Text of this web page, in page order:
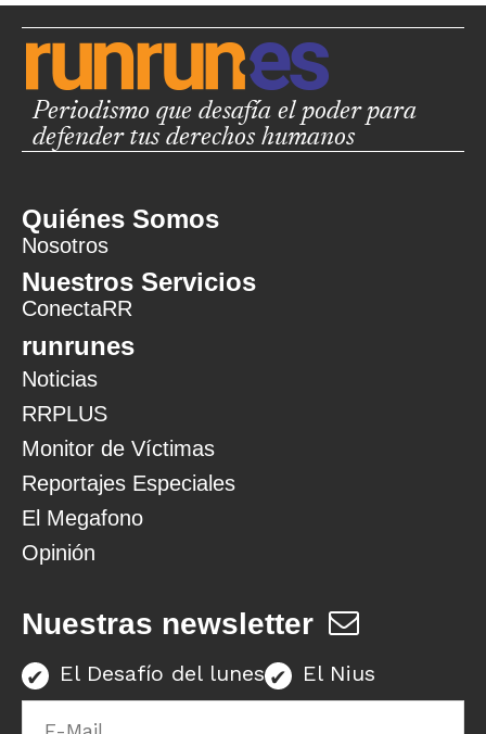
Periodismo que desafía el poder para
defender tus derechos humanos
Quiénes Somos
Nosotros
Nuestros Servicios
ConectaRR
runrunes
Noticias
RRPLUS
Monitor de Víctimas
Reportajes Especiales
El Megafono
Opinión
Nuestras newsletter
El Desafío del lunes El Nius